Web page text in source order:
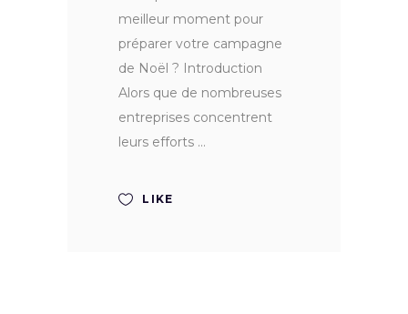
meilleur moment pour
préparer votre campagne
de Noël ? Introduction
Alors que de nombreuses
entreprises concentrent
leurs efforts
LIKE